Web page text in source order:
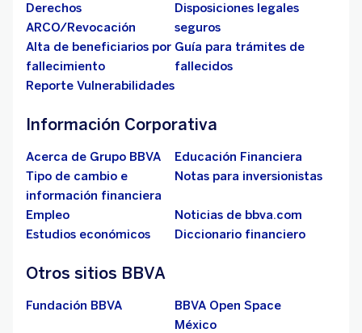
Derechos
ARCO/Revocación
Disposiciones legales
seguros
Alta de beneficiarios por
fallecimiento
Guía para trámites de
fallecidos
Reporte Vulnerabilidades
Información Corporativa
Acerca de Grupo BBVA
Educación Financiera
Tipo de cambio e
información financiera
Notas para inversionistas
Empleo
Noticias de bbva.com
Estudios económicos
Diccionario financiero
Otros sitios BBVA
Fundación BBVA
BBVA Open Space
México